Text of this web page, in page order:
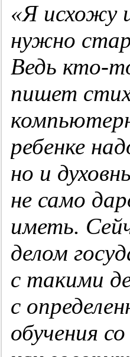
«Я исхожу
нужно
Ведь кто-
пишет
ребенке
но и
не само
иметь.
делом
с такими
с
обучения